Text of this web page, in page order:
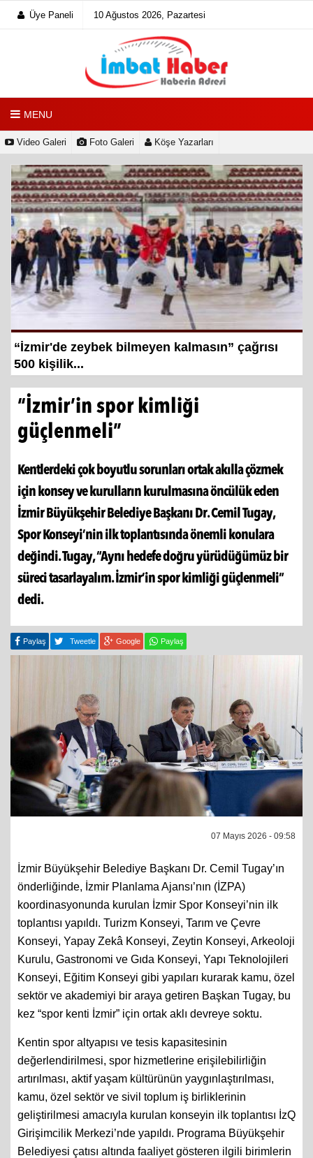
Üye Paneli 10 Ağustos 2026, Pazartesi
MENU
Video Galeri Foto Galeri Köşe Yazarları
Hayat kurtaran baba, kızını kortlarda
şampiyonluğa hazırlıyor
“İzmir’in spor kimliği
güçlenmeli”
Kentlerdeki çok boyutlu sorunları ortak akılla çözmek
için konsey ve kurulların kurulmasına öncülük eden
İzmir Büyükşehir Belediye Başkanı Dr. Cemil Tugay,
Spor Konseyi’nin ilk toplantısında önemli konulara
değindi. Tugay, “Aynı hedefe doğru yürüdüğümüz bir
süreci tasarlayalım. İzmir’in spor kimliği güçlenmeli”
dedi.
Paylaş Tweetle Google Paylaş
07 Mayıs 2026 - 09:58
İzmir Büyükşehir Belediye Başkanı Dr. Cemil Tugay’ın
önderliğinde, İzmir Planlama Ajansı’nın (İZPA)
koordinasyonunda kurulan İzmir Spor Konseyi’nin ilk
toplantısı yapıldı. Turizm Konseyi, Tarım ve Çevre
Konseyi, Yapay Zekâ Konseyi, Zeytin Konseyi, Arkeoloji
Kurulu, Gastronomi ve Gıda Konseyi, Yapı Teknolojileri
Konseyi, Eğitim Konseyi gibi yapıları kurarak kamu, özel
sektör ve akademiyi bir araya getiren Başkan Tugay, bu
kez “spor kenti İzmir” için ortak aklı devreye soktu.
Kentin spor altyapısı ve tesis kapasitesinin
değerlendirilmesi, spor hizmetlerine erişilebilirliğin
artırılması, aktif yaşam kültürünün yaygınlaştırılması,
kamu, özel sektör ve sivil toplum iş birliklerinin
geliştirilmesi amacıyla kurulan konseyin ilk toplantısı İzQ
Girişimcilik Merkezi’nde yapıldı. Programa Büyükşehir
Belediyesi çatısı altında faaliyet gösteren ilgili birimlerin